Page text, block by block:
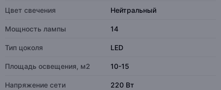
Цвет свечения Нейтральный
Мощность лампы 14
Тип цоколя LED
Площадь освещения, м2 10-15
Напряжение сети 220 Вт